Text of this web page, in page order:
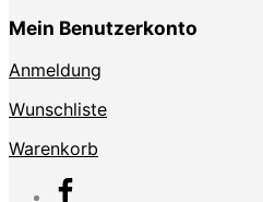
Mein Benutzerkonto
Anmeldung
Wunschliste
Warenkorb